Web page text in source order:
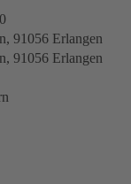
91056 Erlangen
91056 Erlangen